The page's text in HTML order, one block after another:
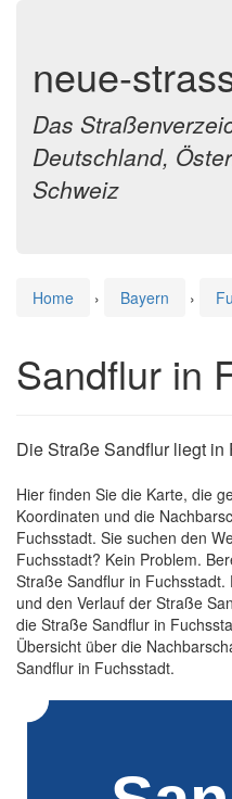
neue-
Das
Deutschland,
Schweiz
Home › Bayern ›
Sandflur in
Die Straße Sandflur liegt in
Hier finden Sie die Karte, die
Koordinaten und die
Fuchsstadt. Sie suchen den
Fuchsstadt? Kein Problem.
Straße Sandflur in
und den Verlauf der Straße
die Straße Sandflur in
Übersicht über die
Sandflur in Fuchsstadt.